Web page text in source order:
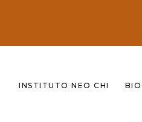
INSTITUTO NEO CHI